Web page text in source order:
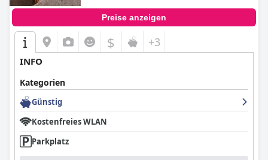
Preise anzeigen
$ +3
INFO
Kategorien
Günstig
Kostenfreies WLAN
Parkplatz